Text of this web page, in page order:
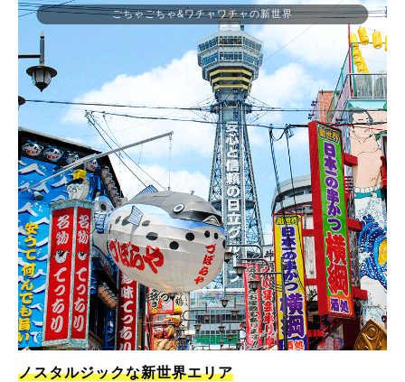
ごちゃごちゃ&ワチャワチャの新世界
ノスタルジックな新世界エリア